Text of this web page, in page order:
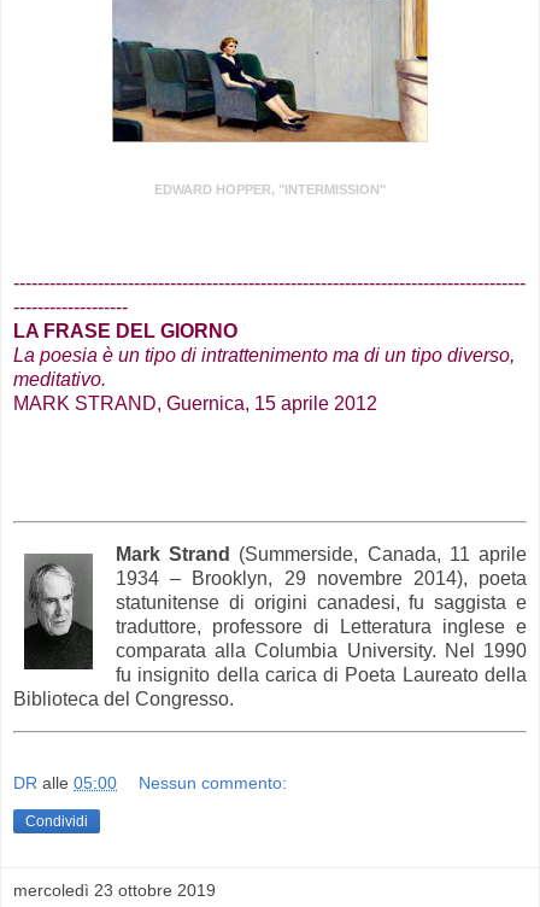
EDWARD HOPPER, "INTERMISSION"
-------------------------------------------------------------------------------------
-------------------
LA FRASE DEL GIORNO
La poesia è un tipo di intrattenimento ma di un tipo diverso,
meditativo.
MARK STRAND, Guernica, 15 aprile 2012
Mark Strand
(Summerside, Canada, 11 aprile
1934 – Brooklyn, 29 novembre 2014), poeta
statunitense di origini canadesi, fu saggista e
traduttore, professore di Letteratura inglese e
comparata alla Columbia University. Nel 1990
fu insignito della carica di Poeta Laureato della
Biblioteca del Congresso.
DR alle 05:00 Nessun commento:
Condividi
mercoledì 23 ottobre 2019